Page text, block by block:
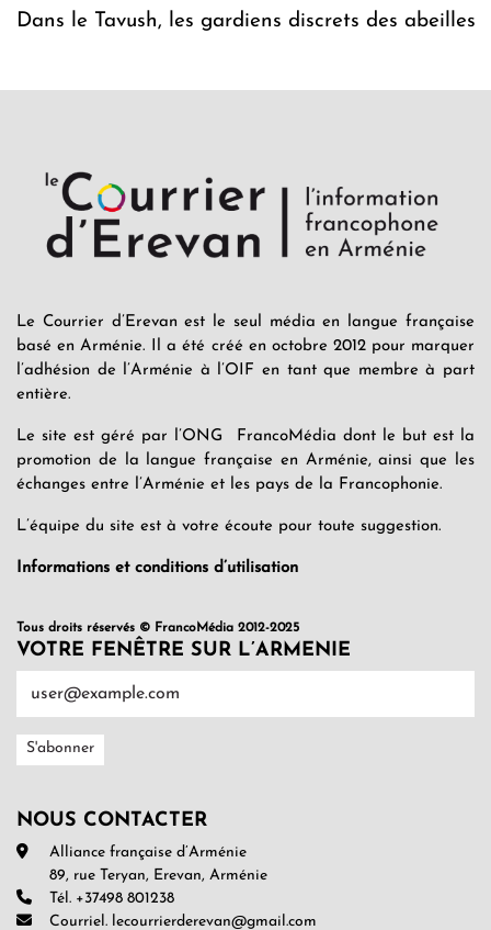
Dans le Tavush, les gardiens discrets des abeilles
Le Courrier d’Erevan est le seul média en langue française
basé en Arménie. Il a été créé en octobre 2012 pour marquer
l’adhésion de l’Arménie à l’OIF en tant que membre à part
entière.
Le site est géré par l’ONG FrancoMédia dont le but est la
promotion de la langue française en Arménie, ainsi que les
échanges entre l’Arménie et les pays de la Francophonie.
L’équipe du site est à votre écoute pour toute suggestion.
Informations et conditions d’utilisation
Tous droits réservés © FrancoMédia 2012-2025
VOTRE FENÊTRE SUR L’ARMENIE
NOUS CONTACTER
Alliance française d’Arménie
89, rue Teryan, Erevan, Arménie
Tél. +37498 801238
Courriel. lecourrierderevan@gmail.com